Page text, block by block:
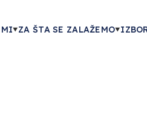
MI ZA ŠTA SE ZALAŽEMO